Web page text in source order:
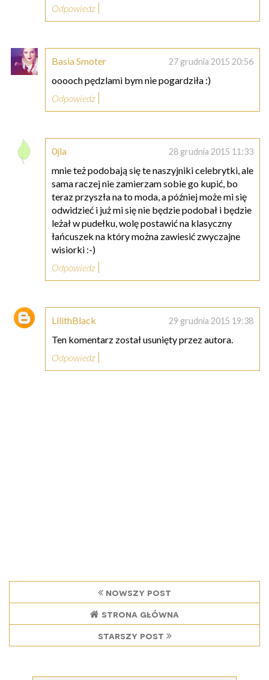
Odpowiedz
Basia Smoter 27 grudnia 2015 20:56
ooooch pędzlami bym nie pogardziła :)
Odpowiedz
0jla 28 grudnia 2015 11:33
mnie też podobają się te naszyjniki celebrytki, ale
sama raczej nie zamierzam sobie go kupić, bo
teraz przyszła na to moda, a później może mi się
odwidzieć i już mi się nie będzie podobał i będzie
leżał w pudełku, wolę postawić na klasyczny
łańcuszek na który można zawiesić zwyczajne
wisiorki :-)
Odpowiedz
LilithBlack 29 grudnia 2015 19:38
Ten komentarz został usunięty przez autora.
Odpowiedz
nowszy post
strona główna
starszy post